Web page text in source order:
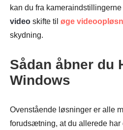
kan du fra
video skifte til øge
skydning.
Sådan åbner du
Windows
Ovenstående løsninger er alle
forudsætning, at du allerede har